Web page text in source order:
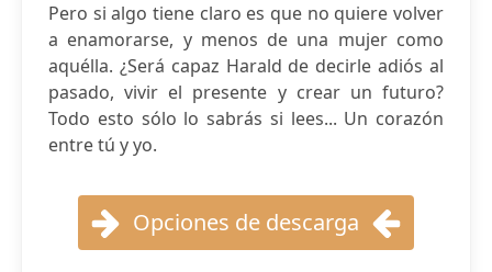
Pero si algo tiene claro es que no quiere volver
a enamorarse, y menos de una mujer como
aquélla. ¿Será capaz Harald de decirle adiós al
pasado, vivir el presente y crear un futuro?
Todo esto sólo lo sabrás si lees... Un corazón
entre tú y yo.
Opciones de descarga